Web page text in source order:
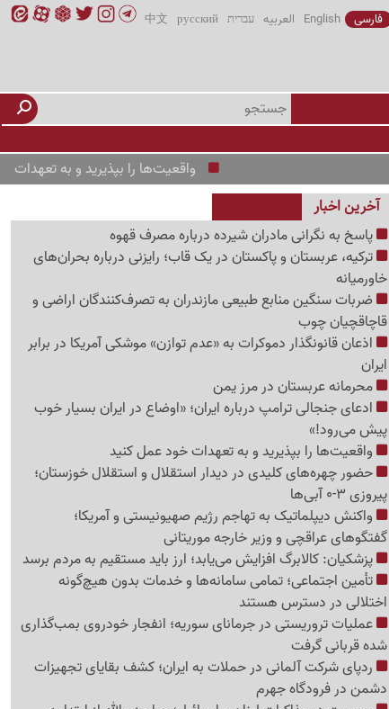
فارسی English العربیه עברית русский
中文
واقعیت‌ها را بپذیرید و به تعهدات خود
آخرین اخبار
پاسخ به نگرانی مادران شیرده درباره مصرف قهوه
ترکیه، عربستان و پاکستان در یک قاب؛ رایزنی درباره بحران‌های
خاورمیانه
ضربات سنگین منابع طبیعی مازندران به تصرف‌کنندگان اراضی و
قاچاقچیان چوب
اذعان قانونگذار دموکرات به «عدم توازن» موشکی آمریکا در برابر
ایران
محرمانه عربستان در مرز یمن
ادعای جنجالی ترامپ درباره ایران؛ «اوضاع در ایران بسیار خوب
پیش می‌رود!»
واقعیت‌ها را بپذیرید و به تعهدات خود عمل کنید
حضور چهره‌های کلیدی در دیدار استقلال و استقلال خوزستان؛
پیروزی 3-0 آبی‌ها
واکنش دیپلماتیک به تهاجم رژیم صهیونیستی و آمریکا؛
گفتگوهای عراقچی و وزیر خارجه موریتانی
پزشکیان: کالابرگ افزایش می‌یابد؛ ارز باید مستقیم به مردم برسد
تأمین اجتماعی؛ تمامی سامانه‌ها و خدمات بدون هیچ‌گونه
اختلالی در دسترس هستند
عملیات تروریستی در جرمانای سوریه؛ انفجار خودروی بمب‌گذاری
شده قربانی گرفت
ردپای شرکت آلمانی در حملات به ایران؛ کشف بقایای تجهیزات
دشمن در فرودگاه جهرم